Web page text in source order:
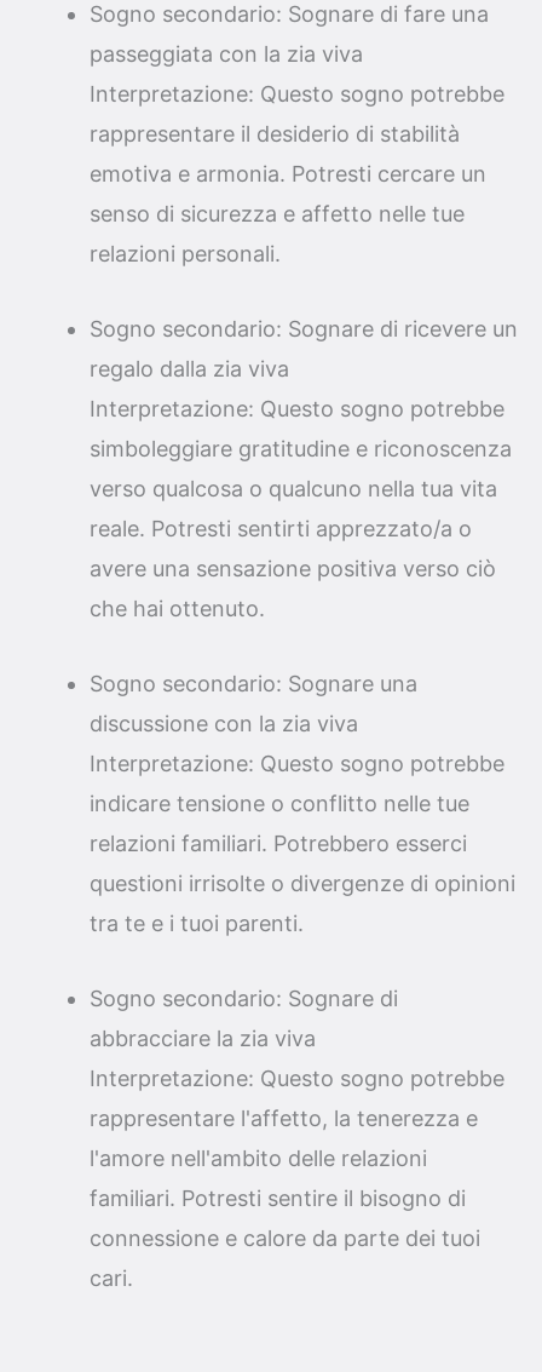
Sogno secondario: Sognare di fare una
passeggiata con la zia viva
Interpretazione: Questo sogno potrebbe
rappresentare il desiderio di stabilità
emotiva e armonia. Potresti cercare un
senso di sicurezza e affetto nelle tue
relazioni personali.
Sogno secondario: Sognare di ricevere un
regalo dalla zia viva
Interpretazione: Questo sogno potrebbe
simboleggiare gratitudine e riconoscenza
verso qualcosa o qualcuno nella tua vita
reale. Potresti sentirti apprezzato/a o
avere una sensazione positiva verso ciò
che hai ottenuto.
Sogno secondario: Sognare una
discussione con la zia viva
Interpretazione: Questo sogno potrebbe
indicare tensione o conflitto nelle tue
relazioni familiari. Potrebbero esserci
questioni irrisolte o divergenze di opinioni
tra te e i tuoi parenti.
Sogno secondario: Sognare di
abbracciare la zia viva
Interpretazione: Questo sogno potrebbe
rappresentare l'affetto, la tenerezza e
l'amore nell'ambito delle relazioni
familiari. Potresti sentire il bisogno di
connessione e calore da parte dei tuoi
cari.